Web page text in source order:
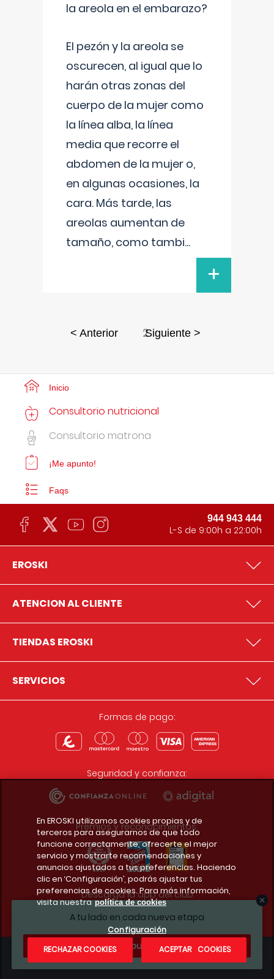
la areola en el embarazo?
El pezón y la areola se
oscurecen, al igual que lo
harán otras zonas del
cuerpo de la mujer como
la línea alba, la línea
media que recorre el
abdomen de la mujer o,
en algunas ocasiones, la
cara. Más tarde, las
areolas aumentan de
tamaño, como tambi...
+
< Anterior 2Siguiente >
A tu lado en cada nueva etapa
¿Te apuntas?
Inicio
Consultorio nutricional
Consultorio matrona
¡Me apunto!
Faqs
944 943 444
L-S de 9:00h a 22:00h
EROSKI
ATENCION AL CLIENTE
TIENDAS EROSKI
SERVICIOS
Formas de pago:
Seguridad y confianza:
Premios y reconocimientos:
Descarga la app del club
Condiciones legales
En EROSKI utilizamos cookies propias y de
terceros para asegurarnos de que todo
funcione correctamente, ofrecerte el mejor
servicio y mostrarte recomendaciones y
anuncios ajustados a tus preferencias. Haciendo
clic en ‘Configuración’, podrás ajustar tus
preferencias de cookies. Para más información,
visita nuestra política de cookies
Configuración
RECHAZAR COOKIES
ACEPTAR COOKIES